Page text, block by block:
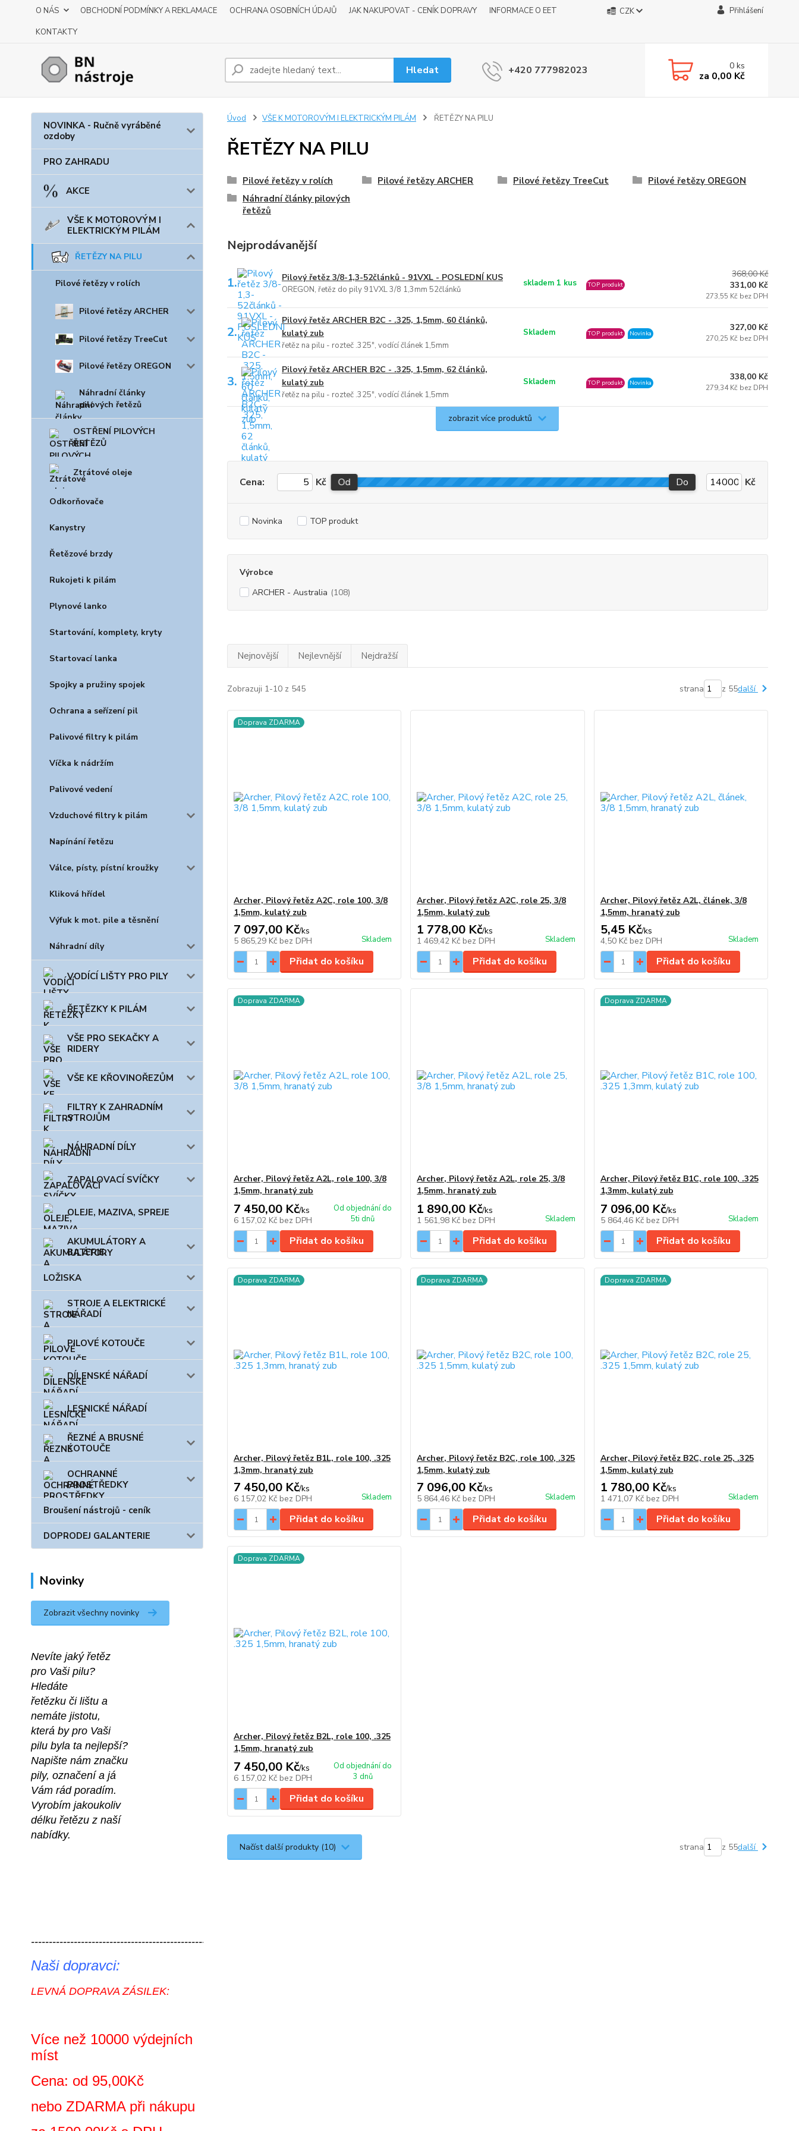
O NÁS OBCHODNÍ PODMÍNKY A REKLAMACE OCHRANA OSOBNÍCH ÚDAJŮ JAK NAKUPOVAT - CENÍK DOPRAVY
INFORMACE O EET
KONTAKTY
CZK Přihlášení
Hledat +420 777982023 0ks
za 0,00 Kč
NOVINKA - Ručně vyráběné
ozdoby
PRO ZAHRADU
AKCE
VŠE K MOTOROVÝM I
ELEKTRICKÝM PILÁM
ŘETĚZY NA PILU
Pilové řetězy v rolích
Pilové řetězy ARCHER
Pilové řetězy TreeCut
Pilové řetězy OREGON
Náhradní články
pilových řetězů
OSTŘENÍ PILOVÝCH
ŘETĚZŮ
Ztrátové oleje
Odkorňovače
Kanystry
Řetězové brzdy
Rukojeti k pilám
Plynové lanko
Startování, komplety, kryty
Startovací lanka
Spojky a pružiny spojek
Ochrana a seřízení pil
Palivové filtry k pilám
Víčka k nádržím
Palivové vedení
Vzduchové filtry k pilám
Napínání řetězu
Válce, písty, pístní kroužky
Kliková hřídel
Výfuk k mot. pile a těsnění
Náhradní díly
VODÍCÍ LIŠTY PRO PILY
ŘETĚZKY K PILÁM
VŠE PRO SEKAČKY A
RIDERY
VŠE KE KŘOVINOŘEZŮM
FILTRY K ZAHRADNÍM
STROJŮM
NÁHRADNÍ DÍLY
ZAPALOVACÍ SVÍČKY
OLEJE, MAZIVA, SPREJE
AKUMULÁTORY A
BATERIE
LOŽISKA
STROJE A ELEKTRICKÉ
NÁŘADÍ
PILOVÉ KOTOUČE
DÍLENSKÉ NÁŘADÍ
LESNICKÉ NÁŘADÍ
ŘEZNÉ A BRUSNÉ
KOTOUČE
OCHRANNÉ
PROSTŘEDKY
Broušení nástrojů - ceník
DOPRODEJ GALANTERIE
Novinky
Zobrazit všechny novinky
Nevíte jaký řetěz
pro Vaši pilu?
Hledáte
řetězku či lištu a
nemáte jistotu,
která by pro Vaši
pilu byla ta nejlepší?
Napište nám značku
pily, označení a já
Vám rád poradím.
Vyrobím jakoukoliv
délku řetězu z naší
nabídky.
-----------------------------------------------------------
Naši dopravci:
LEVNÁ DOPRAVA ZÁSILEK:
Více než 10000 výdejních
míst
Cena: od 95,00Kč
nebo ZDARMA při nákupu
Úvod VŠE K MOTOROVÝM I ELEKTRICKÝM PILÁM ŘETĚZY NA PILU
ŘETĚZY NA PILU
Pilové řetězy v rolích Pilové řetězy ARCHER Pilové řetězy TreeCut
Pilové řetězy OREGON
Náhradní články pilových
řetězů
Nejprodávanější
1. Pilový řetěz 3/8-1,3-52článků - 91VXL - POSLEDNÍ KUS
OREGON, řetěz do pily 91VXL 3/8 1,3mm 52článků
skladem 1 kus TOP produkt
368,00 Kč
331,00 Kč
273,55 Kč bez DPH
2.
Pilový řetěz ARCHER B2C - .325, 1,5mm, 60 článků,
kulatý zub
řetěz na pilu - rozteč .325", vodící článek 1,5mm
Skladem TOP produkt Novinka
327,00 Kč
270,25 Kč bez DPH
3.
Pilový řetěz ARCHER B2C - .325, 1,5mm, 62 článků,
kulatý zub
řetěz na pilu - rozteč .325", vodící článek 1,5mm
Skladem TOP produkt Novinka
338,00 Kč
279,34 Kč bez DPH
zobrazit více produktů
Cena: Kč Od Do Kč
Novinka TOP produkt
Výrobce
ARCHER - Australia (108)
Nejnovější Nejlevnější Nejdražší
Zobrazuji 1-10 z 545 strana z 55další
Doprava ZDARMA
Archer, Pilový řetěz A2C, role 100, 3/8
1,5mm, kulatý zub
7 097,00 Kč/ks
5 865,29 Kč bez DPH Skladem
Přidat do košíku
Archer, Pilový řetěz A2C, role 25, 3/8
1,5mm, kulatý zub
1 778,00 Kč/ks
1 469,42 Kč bez DPH Skladem
Přidat do košíku
Archer, Pilový řetěz A2L, článek, 3/8
1,5mm, hranatý zub
5,45 Kč/ks
4,50 Kč bez DPH Skladem
Přidat do košíku
Doprava ZDARMA
Archer, Pilový řetěz A2L, role 100, 3/8
1,5mm, hranatý zub
7 450,00 Kč/ks
6 157,02 Kč bez DPH
Od objednání do
5ti dnů
Přidat do košíku
Archer, Pilový řetěz A2L, role 25, 3/8
1,5mm, hranatý zub
1 890,00 Kč/ks
1 561,98 Kč bez DPH Skladem
Přidat do košíku
Doprava ZDARMA
Archer, Pilový řetěz B1C, role 100, .325
1,3mm, kulatý zub
7 096,00 Kč/ks
5 864,46 Kč bez DPH Skladem
Přidat do košíku
Doprava ZDARMA
Archer, Pilový řetěz B1L, role 100, .325
1,3mm, hranatý zub
7 450,00 Kč/ks
6 157,02 Kč bez DPH Skladem
Přidat do košíku
Doprava ZDARMA
Archer, Pilový řetěz B2C, role 100, .325
1,5mm, kulatý zub
7 096,00 Kč/ks
5 864,46 Kč bez DPH Skladem
Přidat do košíku
Doprava ZDARMA
Archer, Pilový řetěz B2C, role 25, .325
1,5mm, kulatý zub
1 780,00 Kč/ks
1 471,07 Kč bez DPH Skladem
Přidat do košíku
Doprava ZDARMA
Archer, Pilový řetěz B2L, role 100, .325
1,5mm, hranatý zub
7 450,00 Kč/ks
6 157,02 Kč bez DPH
Od objednání do
3 dnů
Přidat do košíku
Načíst další produkty (10) strana z 55další